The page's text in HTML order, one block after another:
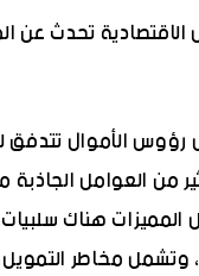
تحدث عن
الأموال تتدفق
العوامل الجاذبة
هناك
مخاطر التمويل،